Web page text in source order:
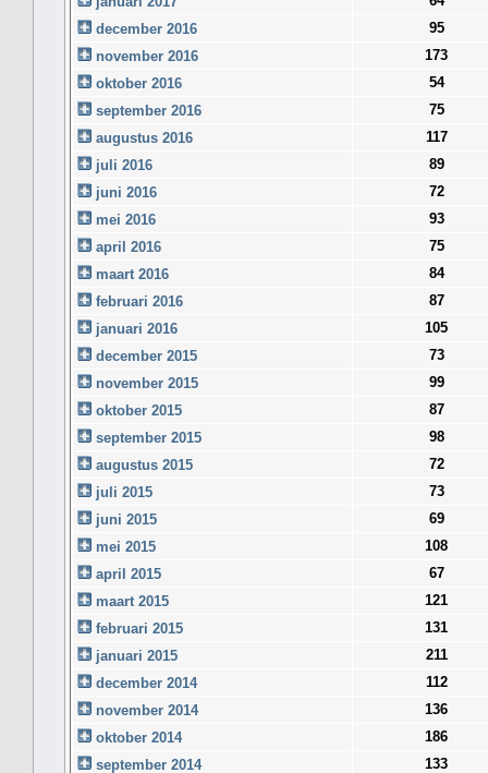
december 2016
95
november 2016
173
oktober 2016
54
september 2016
75
augustus 2016
117
juli 2016
89
juni 2016
72
mei 2016
93
april 2016
75
maart 2016
84
februari 2016
87
januari 2016
105
december 2015
73
november 2015
99
oktober 2015
87
september 2015
98
augustus 2015
72
juli 2015
73
juni 2015
69
mei 2015
108
april 2015
67
maart 2015
121
februari 2015
131
januari 2015
211
december 2014
112
november 2014
136
oktober 2014
186
september 2014
133